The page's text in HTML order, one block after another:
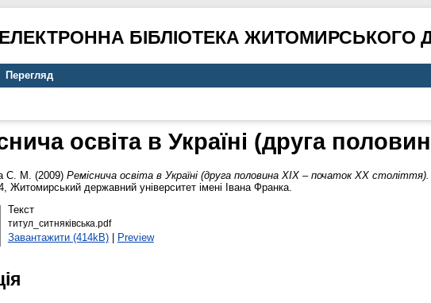
ЕЛЕКТРОННА БІБЛІОТЕКА ЖИТОМИРСЬКОГО
Перегляд
освіта в Україні (друга
С. М. (2009) Реміснича освіта в Україні (друга половина ХІХ – початок ХХ століття).
Житомирський державний університет імені Івана Франка.
Текст
титул_ситняківська.pdf
Завантажити (414kB)| Preview